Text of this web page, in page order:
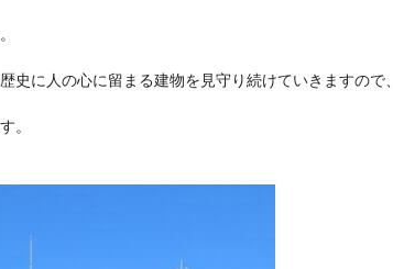
に人の心に留まる建物を見守り続けていきますので、
。